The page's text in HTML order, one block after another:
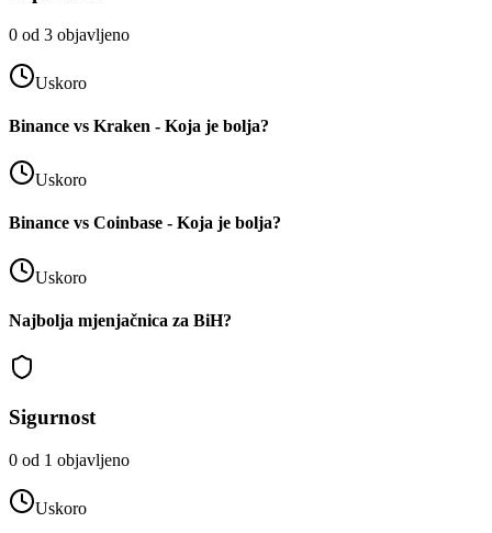
0 od 3 objavljeno
Uskoro
Binance vs Kraken - Koja je bolja?
Uskoro
Binance vs Coinbase - Koja je bolja?
Uskoro
Najbolja mjenjačnica za BiH?
Sigurnost
0 od 1 objavljeno
Uskoro